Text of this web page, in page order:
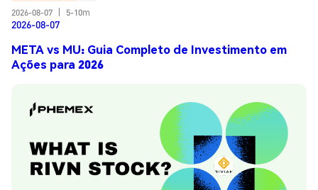
2026-08-07
5-10m
2026-08-07
META vs MU: Guia Completo de Investimento em
Ações para 2026